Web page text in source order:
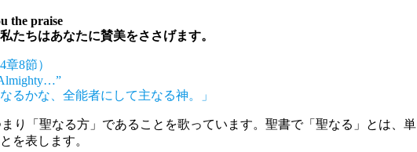
the praise
たちはあなたに賛美をささげます。
8節）
るかな、全能者にして主なる神。」
り「聖なる方」であることを歌っています。聖書で「聖なる」とは
を表します。